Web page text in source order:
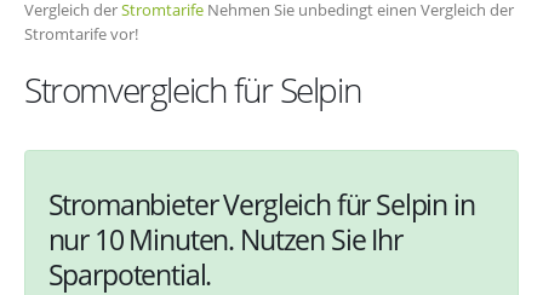
Vergleich derStromtarife Nehmen Sie unbedingt einen Vergleich der
Stromtarife vor!
Stromvergleich für Selpin
Stromanbieter Vergleich für Selpin in
nur 10 Minuten. Nutzen Sie Ihr
Sparpotential.